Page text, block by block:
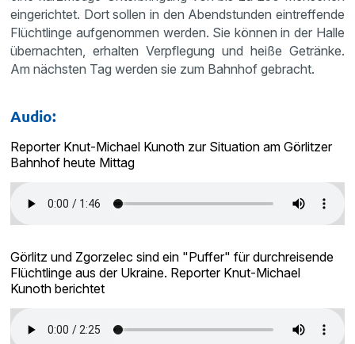
eingerichtet. Dort sollen in den Abendstunden eintreffende
Flüchtlinge aufgenommen werden. Sie können in der Halle
übernachten, erhalten Verpflegung und heiße Getränke.
Am nächsten Tag werden sie zum Bahnhof gebracht.
Audio:
Reporter Knut-Michael Kunoth zur Situation am Görlitzer
Bahnhof heute Mittag
Görlitz und Zgorzelec sind ein "Puffer" für durchreisende
Flüchtlinge aus der Ukraine. Reporter Knut-Michael
Kunoth berichtet